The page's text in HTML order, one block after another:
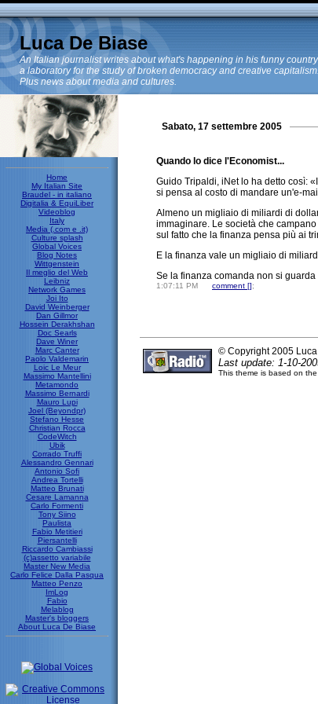
Luca De Biase
An Italian journalist writes about what's happening in his funny
a laboratory for the study of broken democracy and creative capitalism.
Plus news about media and cultures.
Home
My Italian Site
Braudel - in italiano
Digitalia & EquiLiber
Videoblog
Italy
Media (.com e .it)
Culture splash
Global Voices
Blog Notes
Wittgenstein
Il meglio del Web
Leibniz
Network Games
Joi Ito
David Weinberger
Dan Gillmor
Hossein Derakhshan
Doc Searls
Dave Winer
Marc Canter
Paolo Valdemarin
Loic Le Meur
Massimo Mantellini
Metamondo
Massimo Bernardi
Mauro Lupi
Joel (Beyondpr)
Stefano Hesse
Christian Rocca
CodeWitch
Ubik
Corrado Truffi
Alessandro Gennari
Antonio Sofi
Andrea Tortelli
Matteo Brunati
Cesare Lamanna
Carlo Formenti
Tony Siino
Paulista
Fabio Metitieri
Piersantelli
Riccardo Cambiassi
(c)assetto variabile
Master New Media
Carlo Felice Dalla Pasqua
Matteo Penzo
ImLog
Fabio
Melablog
Master's bloggers
About Luca De Biase
Sabato, 17 settembre 2005
Quando lo dice l'Economist...
Guido Tripaldi, iNet lo ha detto così:
si pensa al costo di mandare un'e-
Almeno un migliaio di miliardi di
immaginare. Le società che
sul fatto che la finanza pensa più ai
E la finanza vale un migliaio di
Se la finanza comanda non si
1:07:11 PM comment [];
© Copyright 2005
Last update: 1-10-
This theme is based on the